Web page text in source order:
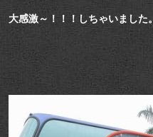
大感激～！！！しちゃいました。